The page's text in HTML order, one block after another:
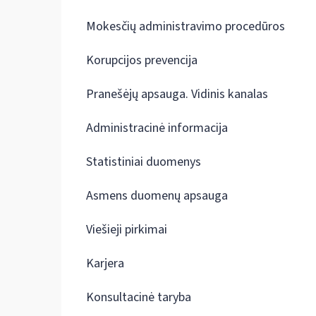
Mokesčių administravimo procedūros
Korupcijos prevencija
Pranešėjų apsauga. Vidinis kanalas
Administracinė informacija
Statistiniai duomenys
Asmens duomenų apsauga
Viešieji pirkimai
Karjera
Konsultacinė taryba